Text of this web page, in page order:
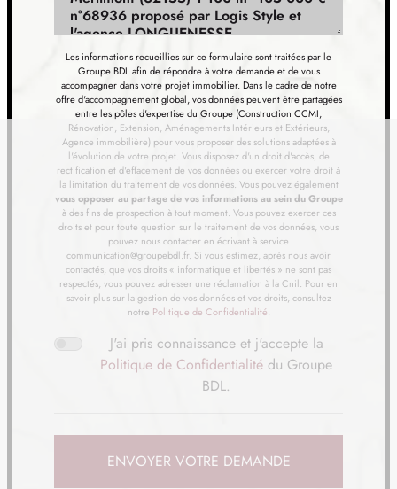
TERRAINÀ VERTON (62)
136 000 €
19/25
TERRAINÀ VERTON (62)
100 000 €
20/25
TERRAINÀ WAILLY-BEAUCAMP (62)
110 000 €
21/25
TERRAINÀ WAILLY-BEAUCAMP (62)
48 400 €
22/25
TERRAINÀ WAILLY-BEAUCAMP (62)
À WIDEHEM (62)
25
Les informations recueillies sur ce formulaire sont traitées par le
Groupe BDL afin de répondre à votre demande et de vous
accompagner dans votre projet immobilier. Dans le cadre de notre
offre d'accompagnement global, vos données peuvent être partagées
entre les pôles d'expertise du Groupe (Construction CCMI,
Rénovation, Extension, Aménagements Intérieurs et Extérieurs,
Agence immobilière) pour vous proposer des solutions adaptées à
l'évolution de votre projet. Vous disposez d'un droit d'accès, de
rectification et d'effacement de vos données ou exercer votre droit à
la limitation du traitement de vos données. Vous pouvez également
vous opposer au partage de vos informations au sein du Groupe
à des fins de prospection à tout moment. Vous pouvez exercer ces
droits et pour toute question sur le traitement de vos données, vous
pouvez nous contacter en écrivant à service
communication@groupebdl.fr. Si vous estimez, après nous avoir
contactés, que vos droits « informatique et libertés » ne sont pas
respectés, vous pouvez adresser une réclamation à la Cnil. Pour en
savoir plus sur la gestion de vos données et vos droits, consultez
notre Politique de Confidentialité.
J'ai pris connaissance et j'accepte la
Politique de Confidentialité du Groupe
BDL.
ENVOYER VOTRE DEMANDE